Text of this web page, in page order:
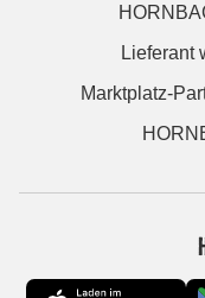
Lieferant
Marktplatz-